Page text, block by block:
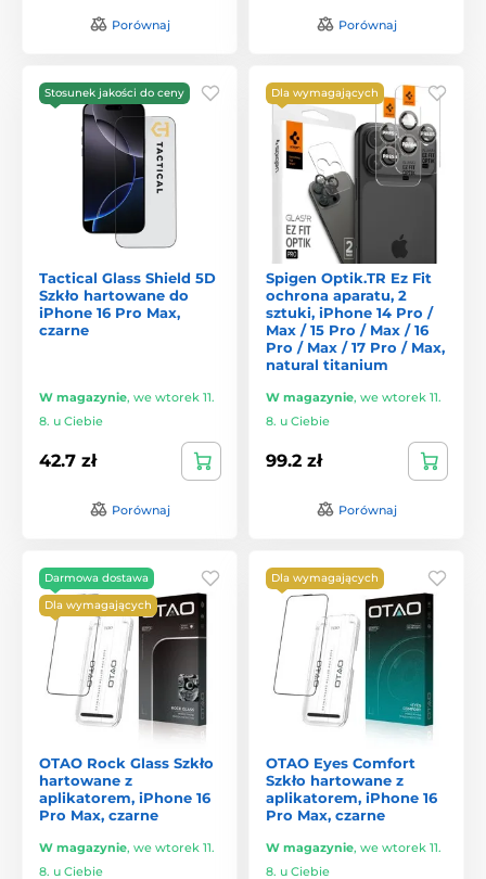
Porównaj Porównaj
Stosunek jakości do ceny
Tactical Glass Shield 5D
Szkło hartowane do
iPhone 16 Pro Max,
czarne
W magazynie, we wtorek 11.
8. u Ciebie
42.7 zł
Porównaj
Dla wymagających
Spigen Optik.TR Ez Fit
ochrona aparatu, 2
sztuki, iPhone 14 Pro /
Max / 15 Pro / Max / 16
Pro / Max / 17 Pro / Max,
natural titanium
W magazynie, we wtorek 11.
8. u Ciebie
99.2 zł
Porównaj
Darmowa dostawa
Dla wymagających
OTAO Rock Glass Szkło
hartowane z
aplikatorem, iPhone 16
Pro Max, czarne
W magazynie, we wtorek 11.
8. u Ciebie
Dla wymagających
OTAO Eyes Comfort
Szkło hartowane z
aplikatorem, iPhone 16
Pro Max, czarne
W magazynie, we wtorek 11.
8. u Ciebie